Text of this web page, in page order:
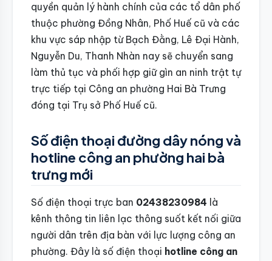
quyền quản lý hành chính của các tổ dân phố
thuộc phường Đồng Nhân, Phố Huế cũ và các
khu vực sáp nhập từ Bạch Đằng, Lê Đại Hành,
Nguyễn Du, Thanh Nhàn nay sẽ chuyển sang
làm thủ tục và phối hợp giữ gìn an ninh trật tự
trực tiếp tại Công an phường Hai Bà Trưng
đóng tại Trụ sở Phố Huế cũ.
Số điện thoại đường dây nóng và
hotline công an phường hai bà
trưng mới
Số điện thoại trực ban 02438230984 là
kênh thông tin liên lạc thông suốt kết nối giữa
người dân trên địa bàn với lực lượng công an
phường. Đây là số điện thoại hotline công an